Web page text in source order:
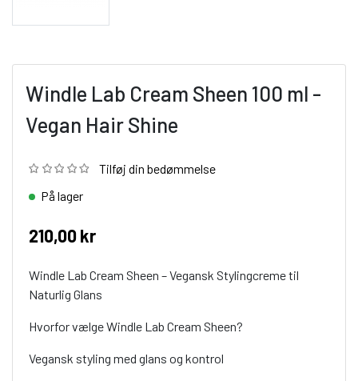
Windle Lab Cream Sheen 100 ml -
Vegan Hair Shine
Tilføj din bedømmelse
På lager
210,00 kr
Windle Lab Cream Sheen – Vegansk Stylingcreme til
Naturlig Glans
Hvorfor vælge Windle Lab Cream Sheen?
Vegansk styling med glans og kontrol